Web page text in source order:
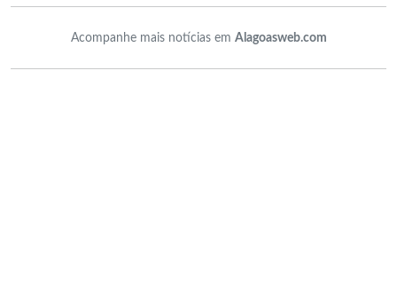
Acompanhe mais notícias em Alagoasweb.com